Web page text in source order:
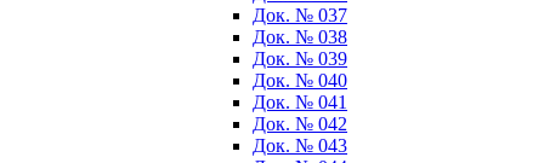
Док. № 037
Док. № 038
Док. № 039
Док. № 040
Док. № 041
Док. № 042
Док. № 043